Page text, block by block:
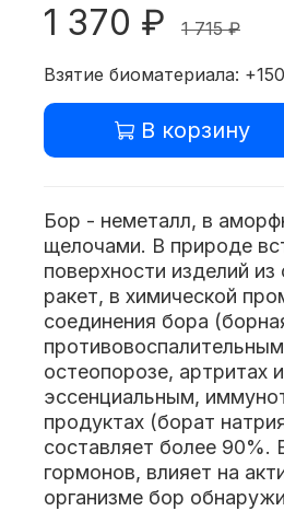
1 370 ₽ 1 715 ₽
Взятие биоматериала:
В корзину
Бор - неметалл, в
щелочами. В природе
поверхности изделий
ракет, в химической
соединения бора
остеопорозе, артритах
эссенциальным,
продуктах (борат
составляет более 90%.
гормонов, влияет на
организме бор